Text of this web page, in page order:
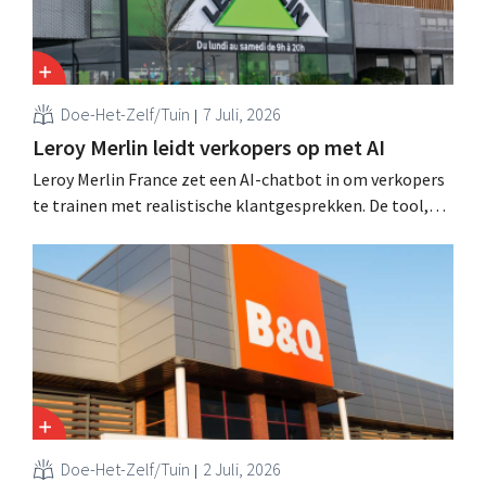
Doe-Het-Zelf/Tuin 7 Juli, 2026
Leroy Merlin leidt verkopers op met AI
Leroy Merlin France zet een AI-chatbot in om verkopers
te trainen met realistische klantgesprekken. De tool,
proefproject in acht winkels en leverde volgens de
retailer meer vertrouwen bij teams, betere commerciële
resultaten en tevredener klanten op.
Doe-Het-Zelf/Tuin 2 Juli, 2026